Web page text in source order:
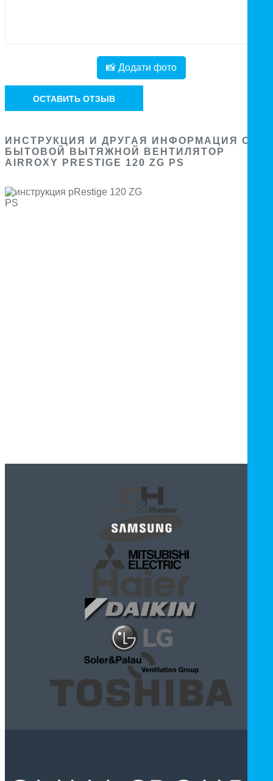
📸 Додати фото
ОСТАВИТЬ ОТЗЫВ
ИНСТРУКЦИЯ И ДРУГАЯ ИНФОРМАЦИЯ О
БЫТОВОЙ ВЫТЯЖНОЙ ВЕНТИЛЯТОР
AIRROXY PRESTIGE 120 ZG PS